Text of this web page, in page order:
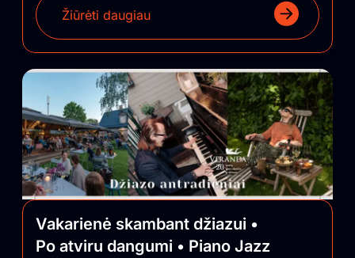
Žiūrėti daugiau
Vakarienė skambant džiazui •
Po atviru dangumi • Piano Jazz